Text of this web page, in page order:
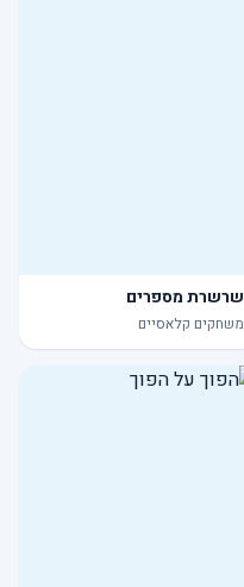
שרשרת מספרים
משחקים קלאסיים